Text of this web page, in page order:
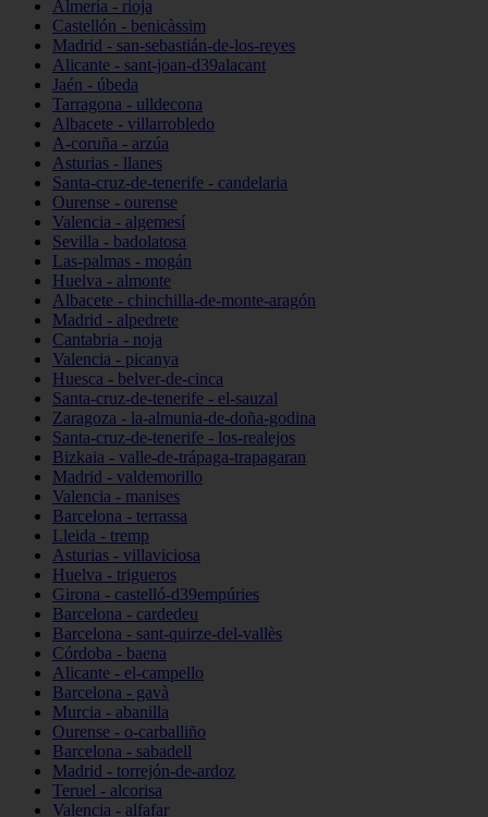
Almería - rioja
Castellón - benicàssim
Madrid - san-sebastián-de-los-reyes
Alicante - sant-joan-d39alacant
Jaén - úbeda
Tarragona - ulldecona
Albacete - villarrobledo
A-coruña - arzúa
Asturias - llanes
Santa-cruz-de-tenerife - candelaria
Ourense - ourense
Valencia - algemesí
Sevilla - badolatosa
Las-palmas - mogán
Huelva - almonte
Albacete - chinchilla-de-monte-aragón
Madrid - alpedrete
Cantabria - noja
Valencia - picanya
Huesca - belver-de-cinca
Santa-cruz-de-tenerife - el-sauzal
Zaragoza - la-almunia-de-doña-godina
Santa-cruz-de-tenerife - los-realejos
Bizkaia - valle-de-trápaga-trapagaran
Madrid - valdemorillo
Valencia - manises
Barcelona - terrassa
Lleida - tremp
Asturias - villaviciosa
Huelva - trigueros
Girona - castelló-d39empúries
Barcelona - cardedeu
Barcelona - sant-quirze-del-vallès
Córdoba - baena
Alicante - el-campello
Barcelona - gavà
Murcia - abanilla
Ourense - o-carballiño
Barcelona - sabadell
Madrid - torrejón-de-ardoz
Teruel - alcorisa
Valencia - alfafar